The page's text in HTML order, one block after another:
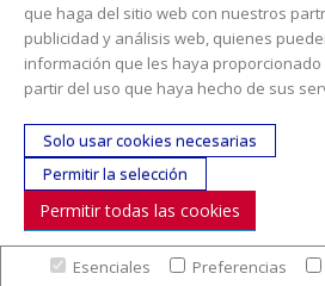
Dirección:c/ Cercedilla nº 14, 28925
Email:contacta aquí
Teléfono:913519435
SÍGUENOS
© Copyright 2017. Todos los derechos
que haga del sitio web con nuestros
publicidad y análisis web, quienes
información que les haya
partir del uso que haya hecho de sus
Solo usar cookies necesarias
Permitir la selección
Permitir todas las cookies
Esenciales Preferencias